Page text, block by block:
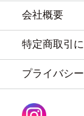
会社概要
特定商取引
プライバシ